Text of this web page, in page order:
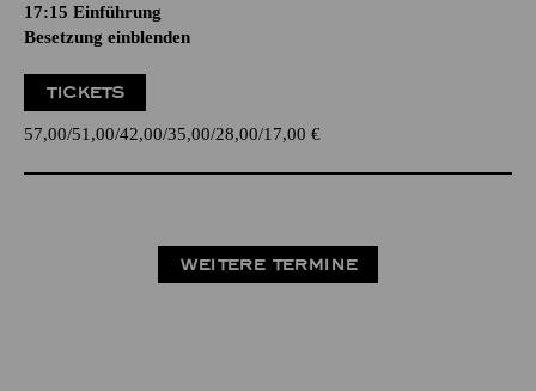
17:15 Einführung
Besetzung einblenden
TICKETS
57,00 51,00 42,00 35,00 28,00 17,00 €
WEITERE TERMINE